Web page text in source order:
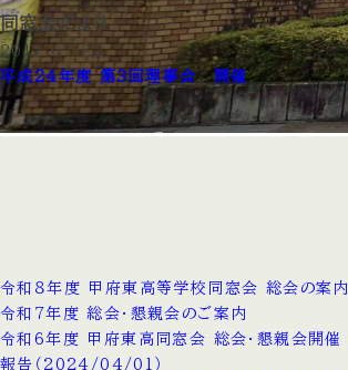
同窓会だより
2012.07.22
平成24年度 第3回理事会 開催
令和８年度 甲府東高等学校同窓会 総会の案内
令和7年度 総会・懇親会のご案内
令和6年度 甲府東高同窓会 総会・懇親会開催
報告（2024/04/01）